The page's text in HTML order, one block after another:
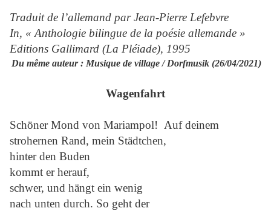
Traduit de l’allemand par Jean-Pierre Lefebvre
In, « Anthologie bilingue de la poésie allemande »
Editions Gallimard (La Pléiade), 1995
Du même auteur : Musique de village / Dorfmusik (26/04/2021)
Wagenfahrt
Schöner Mond von Mariampol! Auf deinem
strohernen Rand, mein Städtchen,
hinter den Buden
kommt er herauf,
schwer, und hängt ein wenig
nach unten durch. So geht der